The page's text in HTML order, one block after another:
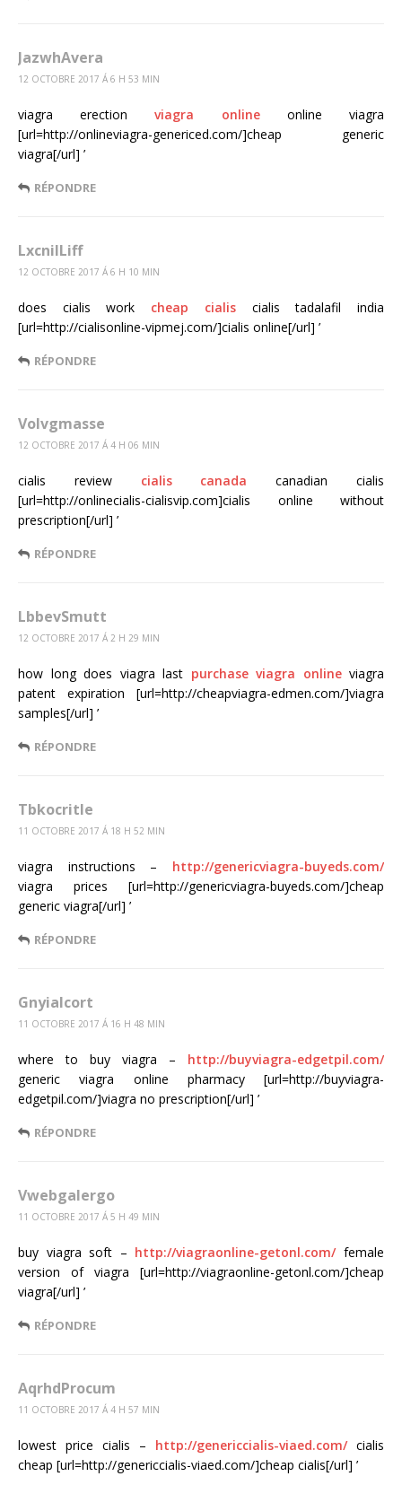
JazwhAvera
12 OCTOBRE 2017 Á 6 H 53 MIN
viagra erectionviagra onlineonline viagra
[url=http://onlineviagra-genericed.com/]cheap generic
viagra[/url] ’
RÉPONDRE
LxcnilLiff
12 OCTOBRE 2017 Á 6 H 10 MIN
does cialis work cheap cialiscialis tadalafil india
[url=http://cialisonline-vipmej.com/]cialis online[/url] ’
RÉPONDRE
Volvgmasse
12 OCTOBRE 2017 Á 4 H 06 MIN
cialis review cialis canada canadian cialis
[url=http://onlinecialis-cialisvip.com]cialis online without
prescription[/url] ’
RÉPONDRE
LbbevSmutt
12 OCTOBRE 2017 Á 2 H 29 MIN
how long does viagra last purchase viagra onlineviagra
patent expiration [url=http://cheapviagra-edmen.com/]viagra
samples[/url] ’
RÉPONDRE
Tbkocritle
11 OCTOBRE 2017 Á 18 H 52 MIN
viagra instructions – http://genericviagra-buyeds.com/
viagra prices [url=http://genericviagra-buyeds.com/]cheap
generic viagra[/url] ’
RÉPONDRE
Gnyialcort
11 OCTOBRE 2017 Á 16 H 48 MIN
where to buy viagra – http://buyviagra-edgetpil.com/
generic viagra online pharmacy [url=http://buyviagra-
edgetpil.com/]viagra no prescription[/url] ’
RÉPONDRE
Vwebgalergo
11 OCTOBRE 2017 Á 5 H 49 MIN
buy viagra soft – http://viagraonline-getonl.com/female
version of viagra [url=http://viagraonline-getonl.com/]cheap
viagra[/url] ’
RÉPONDRE
AqrhdProcum
11 OCTOBRE 2017 Á 4 H 57 MIN
lowest price cialis – http://genericcialis-viaed.com/cialis
cheap [url=http://genericcialis-viaed.com/]cheap cialis[/url] ’